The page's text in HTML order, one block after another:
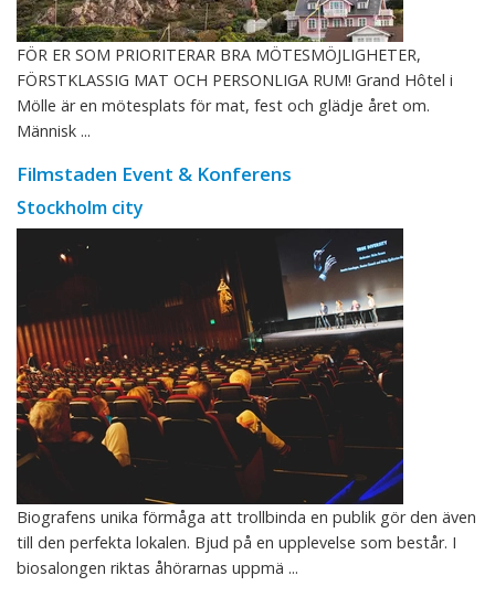
FÖR ER SOM PRIORITERAR BRA MÖTESMÖJLIGHETER,
FÖRSTKLASSIG MAT OCH PERSONLIGA RUM! Grand Hôtel i
Mölle är en mötesplats för mat, fest och glädje året om.
Människ ...
Filmstaden Event & Konferens
Stockholm city
Biografens unika förmåga att trollbinda en publik gör den även
till den perfekta lokalen. Bjud på en upplevelse som består. I
biosalongen riktas åhörarnas uppmä ...